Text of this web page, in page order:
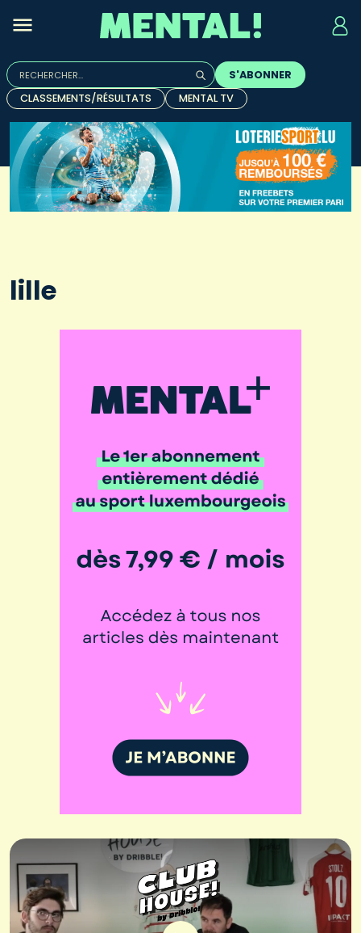
Rechercher :
Quand les résultats de l'auto-complétion sont
S'ABONNER
CLASSEMENTS/RÉSULTATS
MENTAL TV
lille